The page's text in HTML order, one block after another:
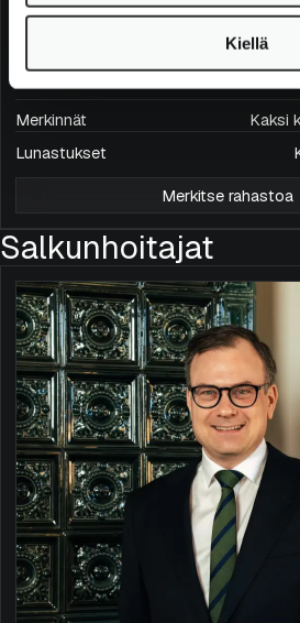
Kiellä
Lunastuspalkkio
0,0 %: yli
Vertailutuotto
MSCI Nordic Small
Merkinnät
Kaksi
Lunastukset
Merkitse rahastoa
Salkunhoitajat